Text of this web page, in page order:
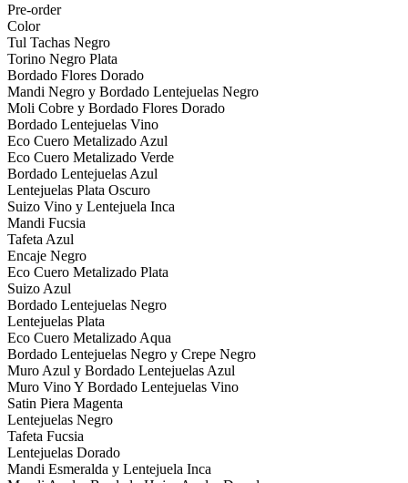
Pre-order
Color
Tul Tachas Negro
Torino Negro Plata
Bordado Flores Dorado
Mandi Negro y Bordado Lentejuelas Negro
Moli Cobre y Bordado Flores Dorado
Bordado Lentejuelas Vino
Eco Cuero Metalizado Azul
Eco Cuero Metalizado Verde
Bordado Lentejuelas Azul
Lentejuelas Plata Oscuro
Suizo Vino y Lentejuela Inca
Mandi Fucsia
Tafeta Azul
Encaje Negro
Eco Cuero Metalizado Plata
Suizo Azul
Bordado Lentejuelas Negro
Lentejuelas Plata
Eco Cuero Metalizado Aqua
Bordado Lentejuelas Negro y Crepe Negro
Muro Azul y Bordado Lentejuelas Azul
Muro Vino Y Bordado Lentejuelas Vino
Satin Piera Magenta
Lentejuelas Negro
Tafeta Fucsia
Lentejuelas Dorado
Mandi Esmeralda y Lentejuela Inca